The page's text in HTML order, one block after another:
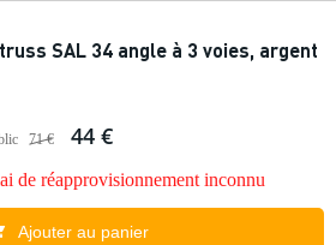
SAL 34 angle à 3 voies, argent
71 € 44 €
de réapprovisionnement inconnu
Ajouter au panier